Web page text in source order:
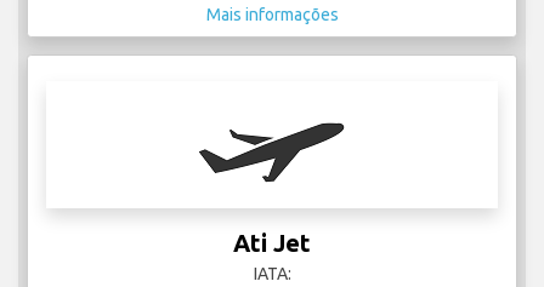
Mais informações
Ati Jet
IATA: